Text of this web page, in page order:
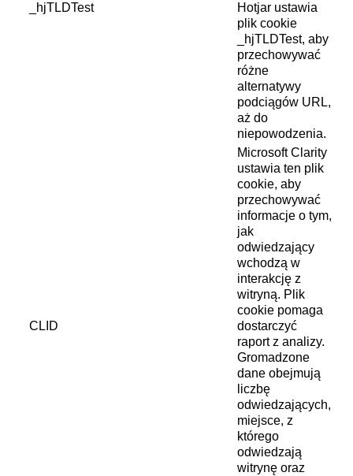
_hjTLDTest
Hotjar ustawia
plik cookie
_hjTLDTest, aby
przechowywać
różne
alternatywy
podciągów URL,
aż do
niepowodzenia.
CLID
Microsoft Clarity
ustawia ten plik
cookie, aby
przechowywać
informacje o tym,
jak
odwiedzający
wchodzą w
interakcję z
witryną. Plik
cookie pomaga
dostarczyć
raport z analizy.
Gromadzone
dane obejmują
liczbę
odwiedzających,
miejsce, z
którego
odwiedzają
witrynę oraz